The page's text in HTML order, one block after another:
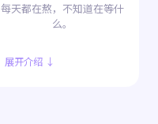
每天都在熬，不知道在等什
么。
展开介绍 ↓